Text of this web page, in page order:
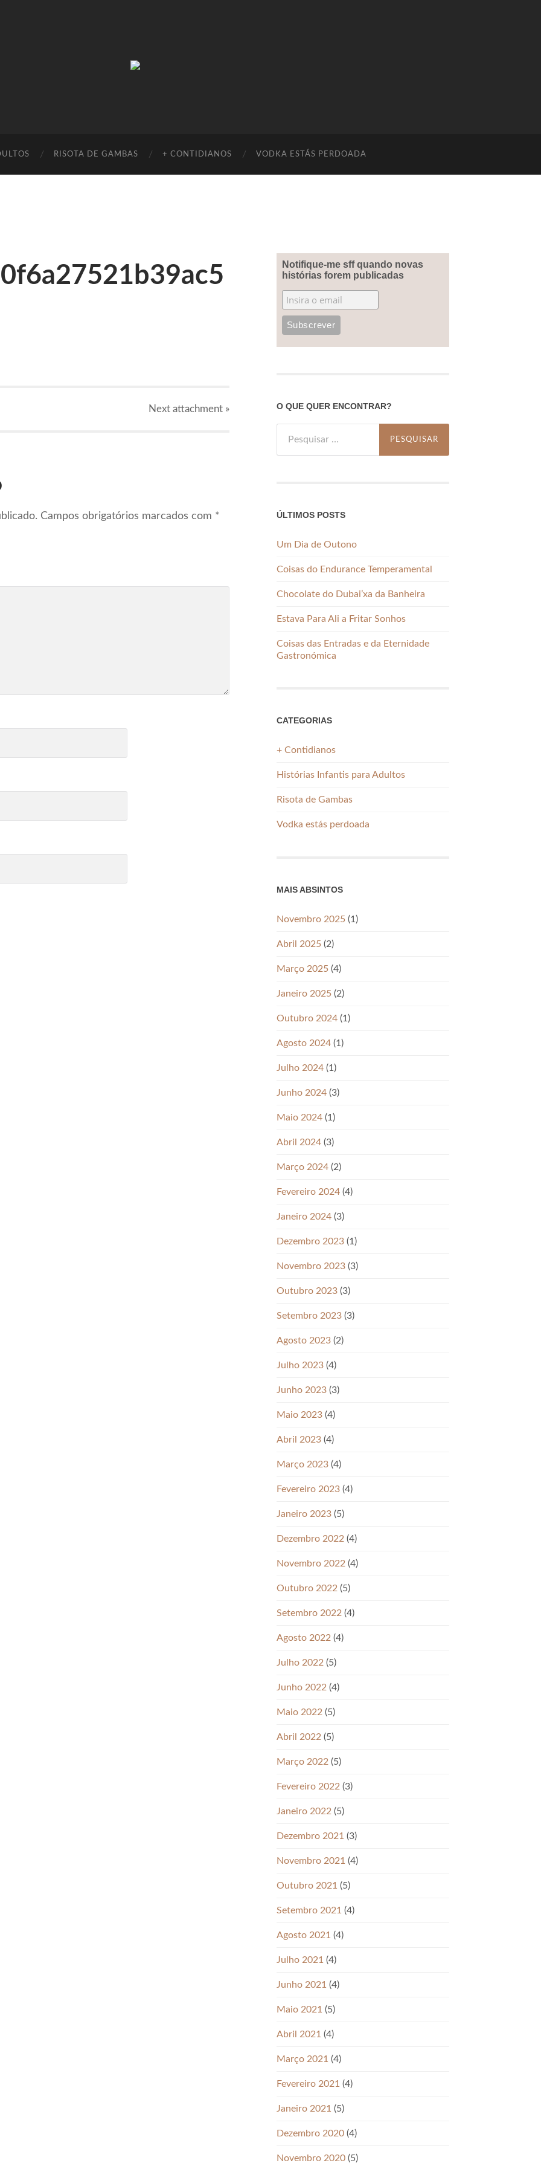
RISOTA DE GAMBAS + CONTIDIANOS VODKA ESTÁS PERDOADA
Next attachment »
Campos obrigatórios marcados com *
Notifique-me sff quando novas
histórias forem publicadas
O QUE QUER ENCONTRAR?
por:
ÚLTIMOS POSTS
Um Dia de Outono
Coisas do Endurance Temperamental
Chocolate do Dubai’xa da Banheira
Estava Para Ali a Fritar Sonhos
Coisas das Entradas e da Eternidade
Gastronómica
CATEGORIAS
+ Contidianos
Histórias Infantis para Adultos
Risota de Gambas
Vodka estás perdoada
MAIS ABSINTOS
Novembro 2025 (1)
Abril 2025 (2)
Março 2025 (4)
Janeiro 2025 (2)
Outubro 2024 (1)
Agosto 2024 (1)
Julho 2024 (1)
Junho 2024 (3)
Maio 2024 (1)
Abril 2024 (3)
Março 2024 (2)
Fevereiro 2024 (4)
Janeiro 2024 (3)
Dezembro 2023 (1)
Novembro 2023 (3)
Outubro 2023 (3)
Setembro 2023 (3)
Agosto 2023 (2)
Julho 2023 (4)
Junho 2023 (3)
Maio 2023 (4)
Abril 2023 (4)
Março 2023 (4)
Fevereiro 2023 (4)
Janeiro 2023 (5)
Dezembro 2022 (4)
Novembro 2022 (4)
Outubro 2022 (5)
Setembro 2022 (4)
Agosto 2022 (4)
Julho 2022 (5)
Junho 2022 (4)
Maio 2022 (5)
Abril 2022 (5)
Março 2022 (5)
Fevereiro 2022 (3)
Janeiro 2022 (5)
Dezembro 2021 (3)
Novembro 2021 (4)
Outubro 2021 (5)
Setembro 2021 (4)
Agosto 2021 (4)
Julho 2021 (4)
Junho 2021 (4)
Maio 2021 (5)
Abril 2021 (4)
Março 2021 (4)
Fevereiro 2021 (4)
Janeiro 2021 (5)
Dezembro 2020 (4)
Novembro 2020 (5)